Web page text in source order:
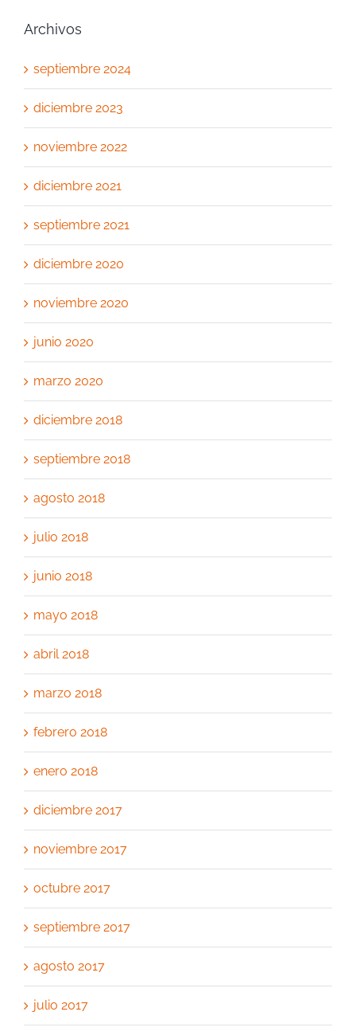
Archivos
septiembre 2024
diciembre 2023
noviembre 2022
diciembre 2021
septiembre 2021
diciembre 2020
noviembre 2020
junio 2020
marzo 2020
diciembre 2018
septiembre 2018
agosto 2018
julio 2018
junio 2018
mayo 2018
abril 2018
marzo 2018
febrero 2018
enero 2018
diciembre 2017
noviembre 2017
octubre 2017
septiembre 2017
agosto 2017
julio 2017